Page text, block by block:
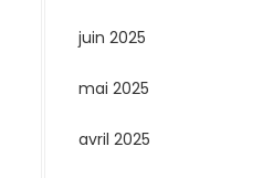
juin 2025
mai 2025
avril 2025